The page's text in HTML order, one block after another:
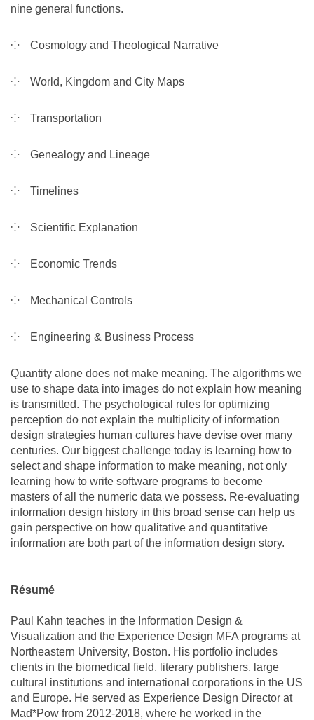
nine general functions.
Cosmology and Theological Narrative
World, Kingdom and City Maps
Transportation
Genealogy and Lineage
Timelines
Scientific Explanation
Economic Trends
Mechanical Controls
Engineering & Business Process
Quantity alone does not make meaning. The algorithms we
use to shape data into images do not explain how meaning
is transmitted. The psychological rules for optimizing
perception do not explain the multiplicity of information
design strategies human cultures have devise over many
centuries. Our biggest challenge today is learning how to
select and shape information to make meaning, not only
learning how to write software programs to become
masters of all the numeric data we possess. Re-evaluating
information design history in this broad sense can help us
gain perspective on how qualitative and quantitative
information are both part of the information design story.
Résumé
Paul Kahn teaches in the Information Design &
Visualization and the Experience Design MFA programs at
Northeastern University, Boston. His portfolio includes
clients in the biomedical field, literary publishers, large
cultural institutions and international corporations in the US
and Europe. He served as Experience Design Director at
Mad*Pow from 2012-2018, where he worked in the